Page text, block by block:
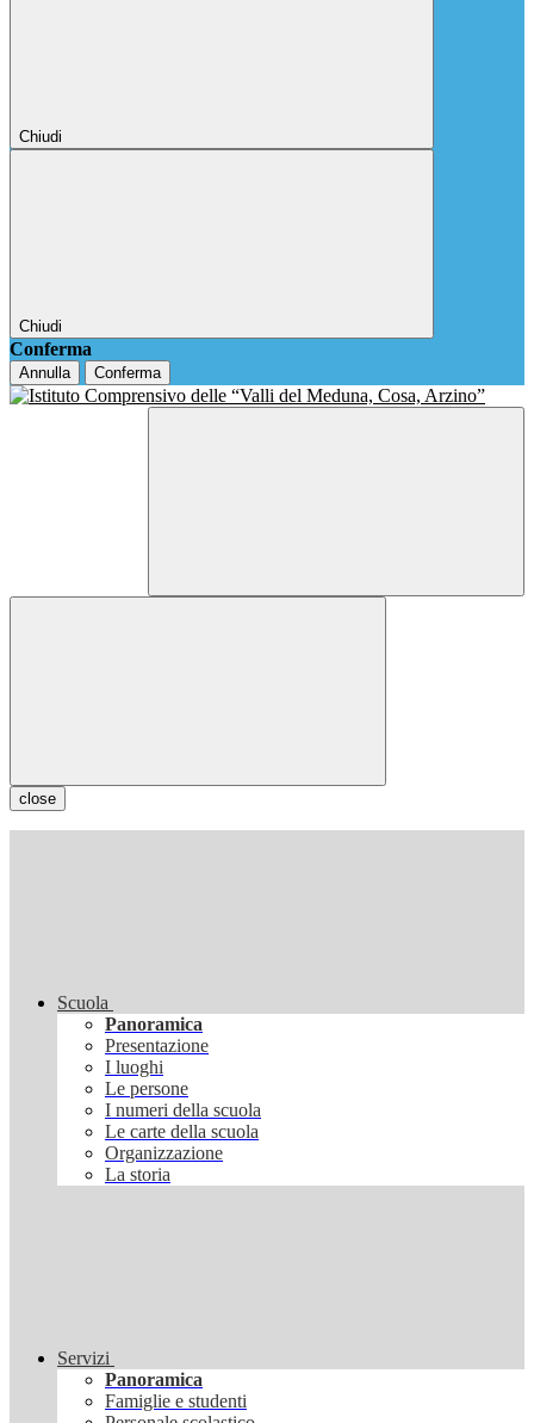
Chiudi
Chiudi
Conferma
Annulla Conferma
close
Scuola
Panoramica
Presentazione
I luoghi
Le persone
I numeri della scuola
Le carte della scuola
Organizzazione
La storia
Servizi
Panoramica
Famiglie e studenti